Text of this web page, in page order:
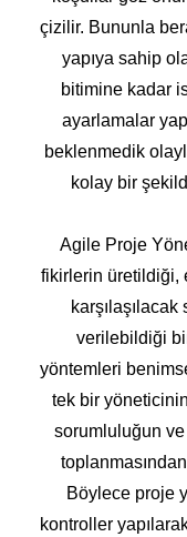
çizilir. Bununla
yapıya sahip
bitimine kadar
ayarlamalar
beklenmedik
kolay bir
Agile Proje
fikirlerin üretildiği,
karşılaşılacak
verilebildiği
yöntemleri
tek bir
sorumluluğun
Böylece proje
kontroller